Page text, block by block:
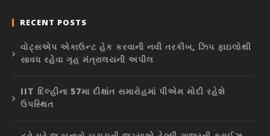
RECENT POSTS
વોટ્સએપ એકાઉન્ટ હેક કરવાની નવી તરકીબ, ઝિપ ફાઇલોથી
સાવધ રહેવા ગૃહ મંત્રાલયની અપીલ
IIT દિલ્હીના 57મા દીક્ષાંત સમારોહમાં પીએમ મોદી રહેશે
ઉપસ્થિત